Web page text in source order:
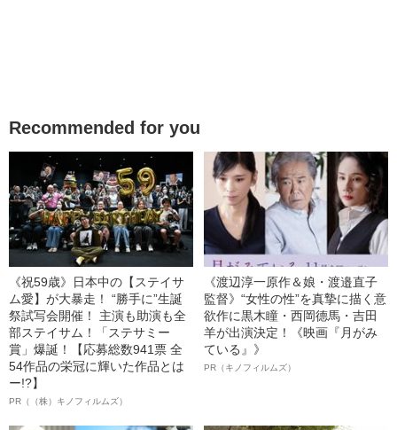
Recommended for you
《祝59歳》日本中の【ステイサ
ム愛】が大暴走！ “勝手に”生誕
祭試写会開催！ 主演も助演も全
部ステイサム！「ステサミー
賞」爆誕！【応募総数941票 全
54作品の栄冠に輝いた作品とは
ー!?】
PR（（株）キノフィルムズ）
《渡辺淳一原作＆娘・渡邉直子
監督》“女性の性”を真摯に描く意
欲作に黒木瞳・西岡德馬・吉田
羊が出演決定！《映画『月がみ
ている』》
PR（キノフィルムズ）